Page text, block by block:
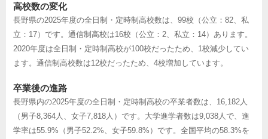
高校数の変化
長野県の2025年度の全日制・定時制高校数は、99校（公立：82、私
立：17）です。通信制高校は16校（公立：2、私立：14）あります。
2020年度は全日制・定時制高校が100校だったため、1校減少してい
ます。通信制高校数は12校だったため、4校増加しています。
卒業後の進路
長野県内の2025年度の全日制・定時制高校の卒業者数は、16,182人
（男子8,364人、女子7,818人）です。大学進学者数は9,038人で、進
学率は55.9%（男子52.2%、女子59.8%）です。全国平均の58.3%を